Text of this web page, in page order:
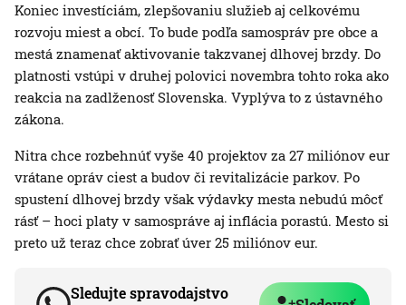
Koniec investíciám, zlepšovaniu služieb aj celkovému
rozvoju miest a obcí. To bude podľa samospráv pre obce a
mestá znamenať aktivovanie takzvanej dlhovej brzdy. Do
platnosti vstúpi v druhej polovici novembra tohto roka ako
reakcia na zadlženosť Slovenska. Vyplýva to z ústavného
zákona.
Nitra chce rozbehnúť vyše 40 projektov za 27 miliónov eur
vrátane opráv ciest a budov či revitalizácie parkov. Po
spustení dlhovej brzdy však výdavky mesta nebudú môcť
rásť – hoci platy v samospráve aj inflácia porastú. Mesto si
preto už teraz chce zobrať úver 25 miliónov eur.
Sledujte spravodajstvo